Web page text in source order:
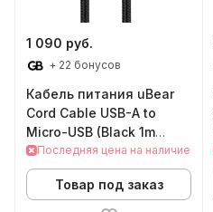
1 090 руб.
+ 22 бонусов
Кабель питания uBear
Cord Cable USB-A to
Micro-USB (Black 1m
DC03BL01-AM)
Последняя цена на наличие
Товар под заказ